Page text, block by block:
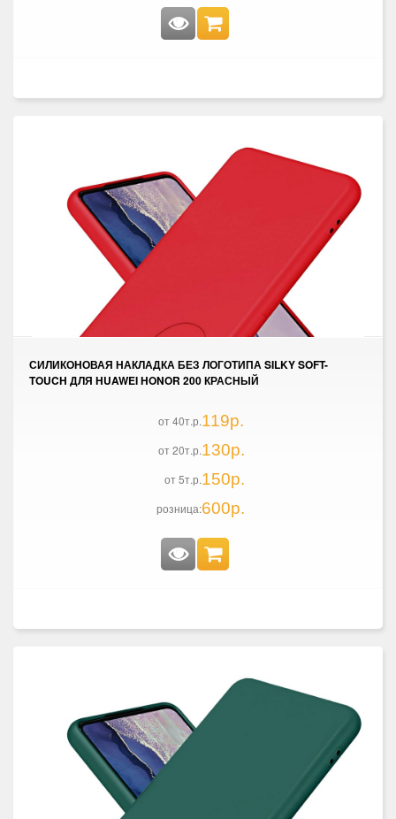
СИЛИКОНОВАЯ НАКЛАДКА БЕЗ ЛОГОТИПА SILKY SOFT-
TOUCH ДЛЯ HUAWEI HONOR 200 КРАСНЫЙ
от 40т.р.119р.
от 20т.р.130р.
от 5т.р.150р.
розница:600р.